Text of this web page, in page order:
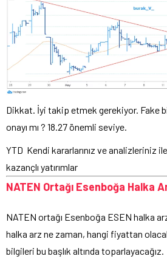
Dikkat. İyi takip etmek gerekiyor. Fake
onayı mı ? 18.27 önemli seviye.
YTD Kendi kararlarınız ve analizleriniz
kazançlı yatırımlar
NATEN Ortağı Esenboğa Halka
NATEN ortağı Esenboğa ESEN halka
halka arz ne zaman, hangi fiyattan
bilgileri bu başlık altında toparlayacağız.